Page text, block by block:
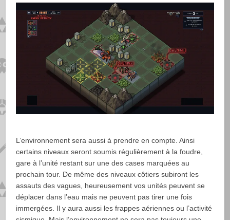
L’environnement sera aussi à prendre en compte. Ainsi
certains niveaux seront soumis régulièrement à la foudre,
gare à l’unité restant sur une des cases marquées au
prochain tour. De même des niveaux côtiers subiront les
assauts des vagues, heureusement vos unités peuvent se
déplacer dans l’eau mais ne peuvent pas tirer une fois
immergées. Il y aura aussi les frappes aériennes ou l’activité